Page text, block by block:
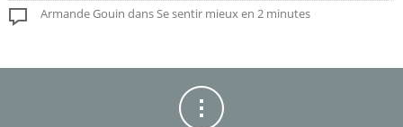
Armande Gouin dansSe sentir mieux en 2 minutes